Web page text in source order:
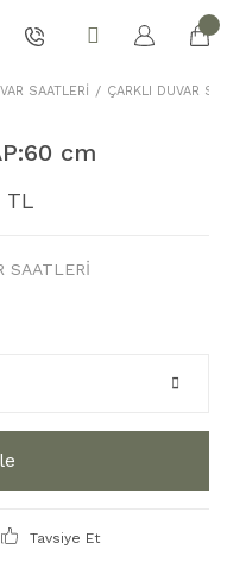
SAATLERİ ÇARKLI DUVAR
cm
TL
SAATLERİ
Tavsiye Et